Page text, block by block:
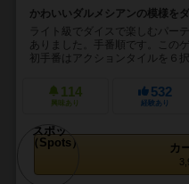
かわいいダルメシアンの模様を
ライト級でダイスで楽しむパー
ありました。手番順です。この
初手番はアクションタイルを６
114
興味あり
532
経験あり
カ